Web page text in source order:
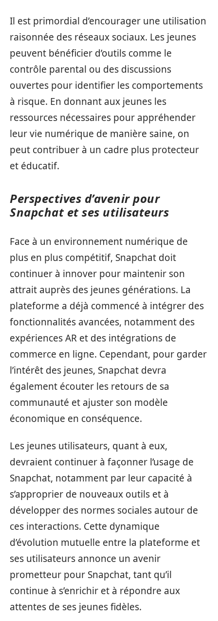
Il est primordial d’encourager une utilisation
raisonnée des réseaux sociaux. Les jeunes
peuvent bénéficier d’outils comme le
contrôle parental ou des discussions
ouvertes pour identifier les comportements
à risque. En donnant aux jeunes les
ressources nécessaires pour appréhender
leur vie numérique de manière saine, on
peut contribuer à un cadre plus protecteur
et éducatif.
Perspectives d’avenir pour
Snapchat et ses utilisateurs
Face à un environnement numérique de
plus en plus compétitif, Snapchat doit
continuer à innover pour maintenir son
attrait auprès des jeunes générations. La
plateforme a déjà commencé à intégrer des
fonctionnalités avancées, notamment des
expériences AR et des intégrations de
commerce en ligne. Cependant, pour garder
l’intérêt des jeunes, Snapchat devra
également écouter les retours de sa
communauté et ajuster son modèle
économique en conséquence.
Les jeunes utilisateurs, quant à eux,
devraient continuer à façonner l’usage de
Snapchat, notamment par leur capacité à
s’approprier de nouveaux outils et à
développer des normes sociales autour de
ces interactions. Cette dynamique
d’évolution mutuelle entre la plateforme et
ses utilisateurs annonce un avenir
prometteur pour Snapchat, tant qu’il
continue à s’enrichir et à répondre aux
attentes de ses jeunes fidèles.